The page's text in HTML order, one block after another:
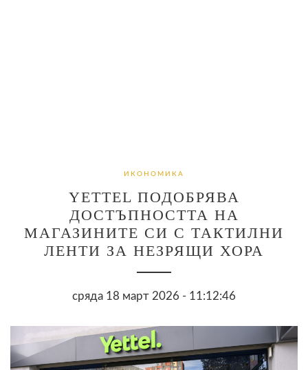
ИКОНОМИКА
YETTEL ПОДОБРЯВА
ДОСТЪПНОСТТА НА
МАГАЗИНИТЕ СИ С ТАКТИЛНИ
ЛЕНТИ ЗА НЕЗРЯЩИ ХОРА
сряда 18 март 2026 - 11:12:46